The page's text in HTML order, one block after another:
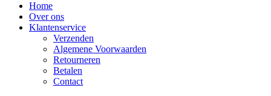
Home
Over ons
Klantenservice
Verzenden
Algemene Voorwaarden
Retourneren
Betalen
Contact